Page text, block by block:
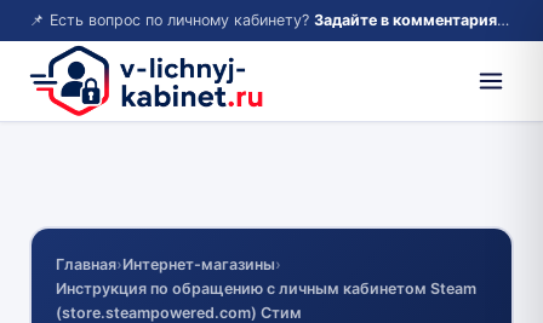
📌 Есть вопрос по личному кабинету? Задайте в комментариях — ответим!
Главная›Интернет-магазины›
Инструкция по обращению с личным кабинетом Steam
(store.steampowered.com) Стим